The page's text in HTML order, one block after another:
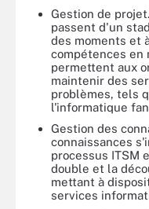
Gestion de
passent d'un
des moments et
compétences en
permettent aux
maintenir des
problèmes, tels
l'informatique
Gestion des
connaissances
processus ITSM
double et la
mettant à
services